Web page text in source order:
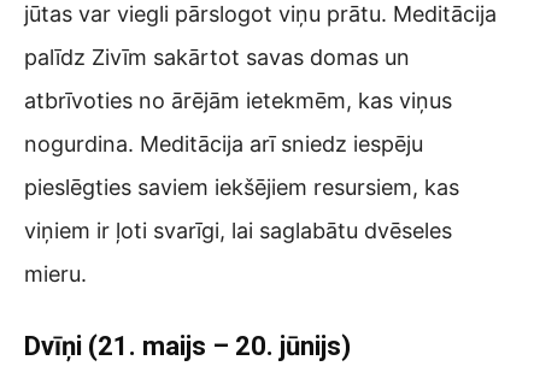
jūtas var viegli pārslogot viņu prātu. Meditācija
palīdz Zivīm sakārtot savas domas un
atbrīvoties no ārējām ietekmēm, kas viņus
nogurdina. Meditācija arī sniedz iespēju
pieslēgties saviem iekšējiem resursiem, kas
viņiem ir ļoti svarīgi, lai saglabātu dvēseles
mieru.
Dvīņi (21. maijs – 20. jūnijs)